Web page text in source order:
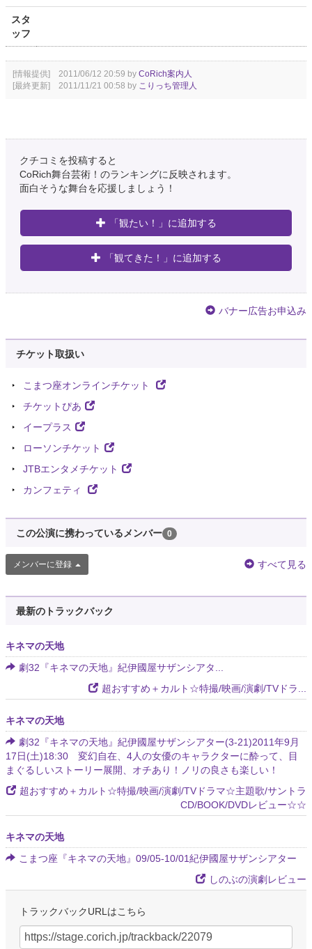
スタ
ッフ
[情報提供] 2011/06/12 20:59 by CoRich案内人
[最終更新] 2011/11/21 00:58 by こりっち管理人
クチコミを投稿すると
CoRich舞台芸術！のランキングに反映されます。
面白そうな舞台を応援しましょう！
「観たい！」に追加する
「観てきた！」に追加する
バナー広告お申込み
チケット取扱い
こまつ座オンラインチケット
チケットぴあ
イープラス
ローソンチケット
JTBエンタメチケット
カンフェティ
この公演に携わっているメンバー 0
メンバーに登録 すべて見る
最新のトラックバック
キネマの天地
劇32『キネマの天地』紀伊國屋サザンシアタ...
超おすすめ＋カルト☆特撮/映画/演劇/TVドラ...
キネマの天地
劇32『キネマの天地』紀伊國屋サザンシアター(3-21)2011年9月
17日(土)18:30 変幻自在、4人の女優のキャラクターに酔って、目
まぐるしいストーリー展開、オチあり！ノリの良さも楽しい！
超おすすめ＋カルト☆特撮/映画/演劇/TVドラマ☆主題歌/サントラ
CD/BOOK/DVDレビュー☆☆
キネマの天地
こまつ座『キネマの天地』09/05-10/01紀伊國屋サザンシアター
しのぶの演劇レビュー
トラックバックURLはこちら